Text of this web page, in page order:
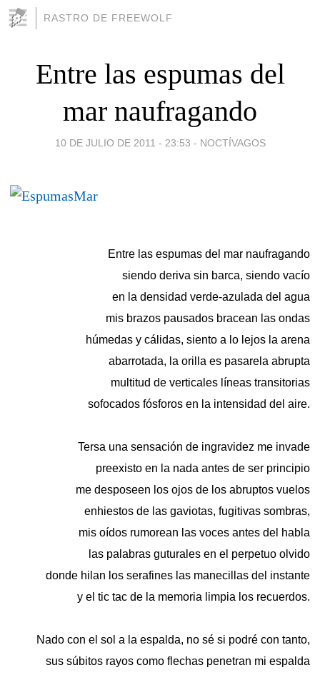
RASTRO DE FREEWOLF
Entre las espumas del
mar naufragando
10 DE JULIO DE 2011 - 23:53 - NOCTÍVAGOS
Entre las espumas del mar naufragando
siendo deriva sin barca, siendo vacío
en la densidad verde-azulada del agua
mis brazos pausados bracean las ondas
húmedas y cálidas, siento a lo lejos la arena
abarrotada, la orilla es pasarela abrupta
multitud de verticales líneas transitorias
sofocados fósforos en la intensidad del aire.
Tersa una sensación de ingravidez me invade
preexisto en la nada antes de ser principio
me desposeen los ojos de los abruptos vuelos
enhiestos de las gaviotas, fugitivas sombras,
mis oídos rumorean las voces antes del habla
las palabras guturales en el perpetuo olvido
donde hilan los serafines las manecillas del instante
y el tic tac de la memoria limpia los recuerdos.
Nado con el sol a la espalda, no sé si podré con tanto,
sus súbitos rayos como flechas penetran mi espalda